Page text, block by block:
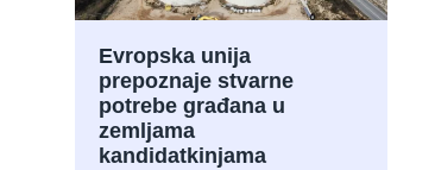
Evropska unija
prepoznaje stvarne
potrebe građana u
zemljama
kandidatkinjama